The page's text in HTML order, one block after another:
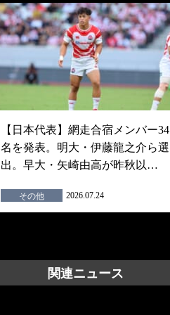
【日本代表】網走合宿メンバー34
名を発表。明大・伊藤龍之介ら選
出。早大・矢崎由高が昨秋以…
その他 2026.07.24
関連ニュース